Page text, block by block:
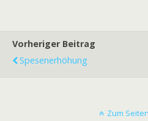
Vorheriger Beitrag
Spesenerhöhung
Zum